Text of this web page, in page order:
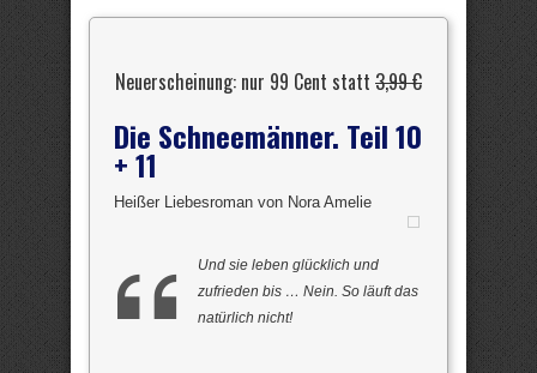
Neuerscheinung: nur 99 Cent statt 3,99 €
Die Schneemänner. Teil 10
+ 11
Heißer Liebesroman von Nora Amelie
Und sie leben glücklich und
zufrieden bis … Nein. So läuft das
natürlich nicht!